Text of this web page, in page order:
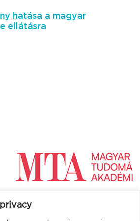
hatása a magyar
ellátásra